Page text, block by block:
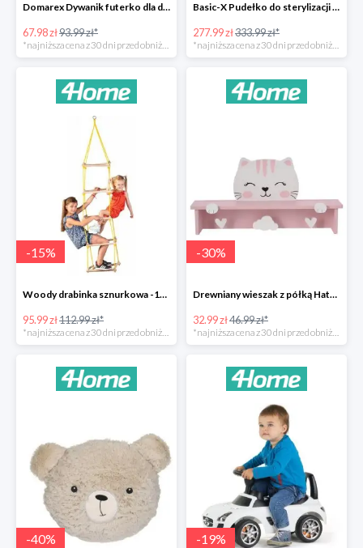
Domarex Dywanik futerko dla dzieci Pies czarno-biały -28%
67.98 zł93.99 zł*
*najniższa cena z 30 dni przed obniżką
Basic-X Pudełko do sterylizacji z ozonem -17%
277.99 zł333.99 zł*
*najniższa cena z 30 dni przed obniżką
-15%
Woody drabinka sznurkowa -15%
95.99 zł112.99 zł*
-30%
Drewniany wieszak z półką Hatu, kot -30%
32.99 zł46.99 zł*
-40% -19%